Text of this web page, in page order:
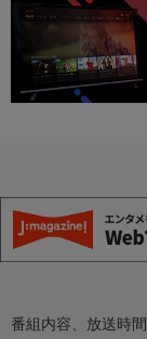
番組内容、放送時